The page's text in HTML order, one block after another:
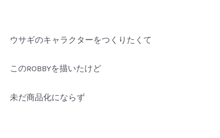
ウサギのキャラクターをつくりたくて
このROBBYを描いたけど
未だ商品化にならず